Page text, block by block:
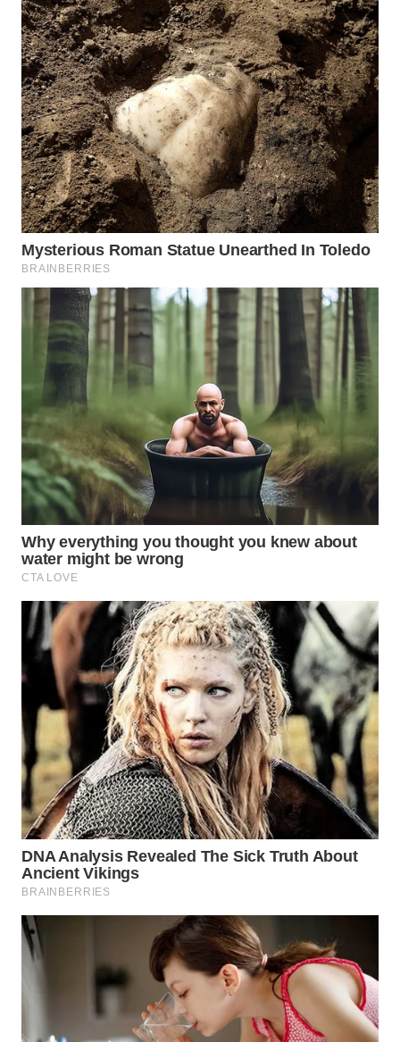
TEBING
TINGGI
WN
PAKPAK
WN
KARAWANG
WN
BEKASI
WN
BOGOR
WN
DEPOK
WN
TAPANULI
UTARA
WN
SAMOSIR
WN
PADANG
WN
SUMEDANG
WN
CIANJUR
WN
KEPULAUAN
SERIBU
WN
TANGERANG
BINJAI